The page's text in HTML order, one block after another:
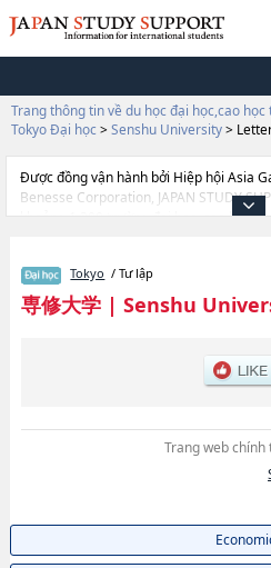
Trang thông tin về du học đại học,cao học
Tokyo Đại học > Senshu University>
Được đồng vận hành bởi Hiệp hội Asia
Benesse Corporation, JAPAN STUDY
khoảng 1.300 trường đại học, cao học,
cần thiết dành cho du học sinh, như là về
EconomicshoặcNgành LawhoặcNgành
AdministrationhoặcNgành
International Communication, thông tin
quan đến thi tuyển như số lượng tuyển
Tokyo / Tư lập
専修大学| Senshu
Trang web chính